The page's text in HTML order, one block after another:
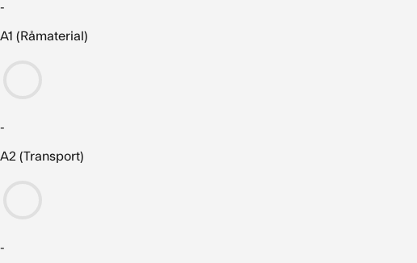
-
A1 (Råmaterial)
-
A2 (Transport)
-